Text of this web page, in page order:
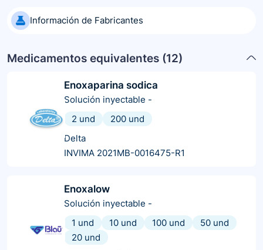
Información de Fabricantes
Medicamentos equivalentes (12)
Enoxaparina sodica
Solución inyectable -
2 und
200 und
Delta
INVIMA 2021MB-0016475-R1
Enoxalow
Solución inyectable -
1 und
10 und 100 und
50 und
20 und